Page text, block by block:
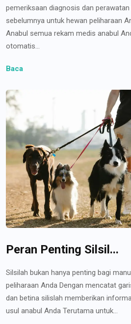
pemeriksaan diagnosis dan
sebelumnya untuk hewan peliharaan
Anabul semua rekam medis anabul
otomatis...
Baca
Peran Penting Silsil...
Silsilah bukan hanya penting bagi
peliharaan Anda Dengan mencatat
dan betina silislah memberikan
usul anabul Anda Terutama untuk...